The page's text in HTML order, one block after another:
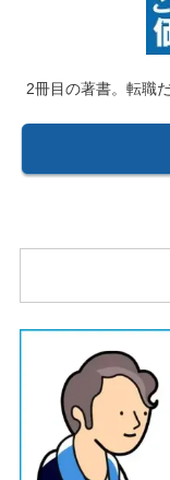
2冊目の著書。転職